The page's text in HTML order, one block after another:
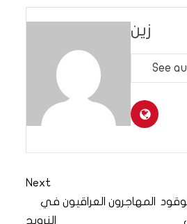
زين
See
Next
المهاجرون العراقيون في
النرويج